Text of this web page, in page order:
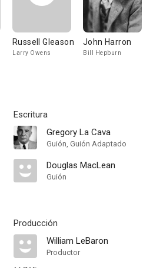
Russell Gleason
Larry Owens
John Harron
Bill Hepburn
Escritura
Gregory La Cava
Guión, Guión Adaptado
Douglas MacLean
Guión
Producción
William LeBaron
Productor